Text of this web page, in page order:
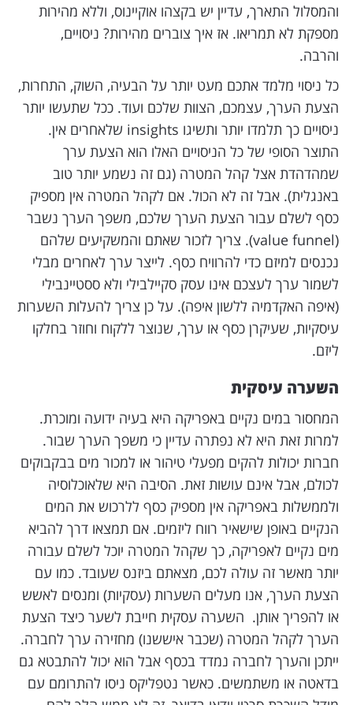
והמסלול התארך, עדיין יש בקצהו אוקיינוס, וללא מהירות
מספקת לא תמריאו. אז איך צוברים מהירות? ניסויים,
והרבה.
כל ניסוי מלמד אתכם מעט יותר על הבעיה, השוק, התחרות,
הצעת הערך, עצמכם, הצוות שלכם ועוד. ככל שתעשו יותר
ניסויים כך תלמדו יותר ותשיגו insights שלאחרים אין.
התוצר הסופי של כל הניסויים האלו הוא הצעת ערך
שמהדהדת אצל קהל המטרה (גם זה נשמע יותר טוב
באנגלית). אבל זה לא הכול. אם לקהל המטרה אין מספיק
כסף לשלם עבור הצעת הערך שלכם, משפך הערך נשבר
(value funnel). צריך לזכור שאתם והמשקיעים שלהם
נכנסים למיזם כדי להרוויח כסף. לייצר ערך לאחרים מבלי
לשמור ערך לעצכם אינו עסק סקיילבילי ולא ססטיינבילי
(איפה האקדמיה ללשון איפה). על כן צריך להעלות השערות
עיסקיות, שעיקרן כסף או ערך, שנוצר ללקוח וחוזר בחלקו
ליזם.
השערה עיסקית
המחסור במים נקיים באפריקה היא בעיה ידועה ומוכרת.
למרות זאת היא לא נפתרה עדיין כי משפך הערך שבור.
חברות יכולות להקים מפעלי טיהור או למכור מים בבקבוקים
לכולם, אבל אינם עושות זאת. הסיבה היא שלאוכלוסיה
ולממשלות באפריקה אין מספיק כסף ללרכוש את המים
הנקיים באופן שישאיר רווח ליזמים. אם תמצאו דרך להביא
מים נקיים לאפריקה, כך שקהל המטרה יוכל לשלם עבורה
יותר מאשר זה עולה לכם, מצאתם ביזנס שעובד. כמו עם
הצעת הערך, אנו מעלים השערות (עסקיות) ומנסים לאשש
או להפריך אותן. השערה עסקית חייבת לשער כיצד הצעת
הערך לקהל המטרה (שכבר איששנו) מחזירה ערך לחברה.
ייתכן והערך לחברה נמדד בכסף אבל הוא יכול להתבטא גם
בדאטה או משתמשים. כאשר נטפליקס ניסו להתרומם עם